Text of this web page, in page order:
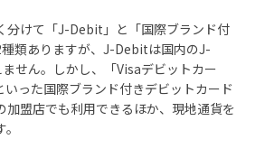
分けて「J-Debit」と「国際ブランド付
類ありますが、J-Debitは国内のJ-
せん。しかし、「Visaデビットカー
いった国際ブランド付きデビットカード
加盟店でも利用できるほか、現地通貨を